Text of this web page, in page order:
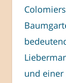
und einer